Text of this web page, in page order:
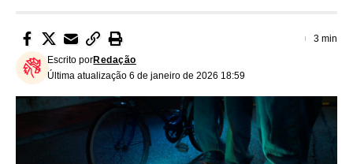
Última atualização 6 de janeiro de 2026 18:59
Escrito porRedação
3 min